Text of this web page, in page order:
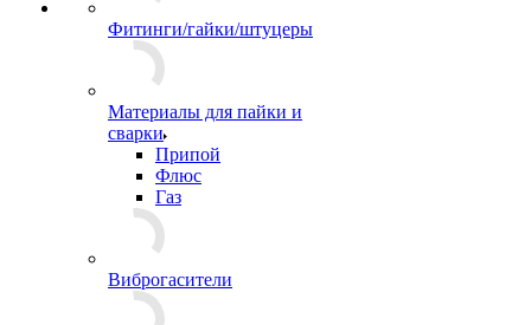
Фитинги/гайки/штуцеры
Материалы для пайки и
сварки
Припой
Флюс
Газ
Виброгасители